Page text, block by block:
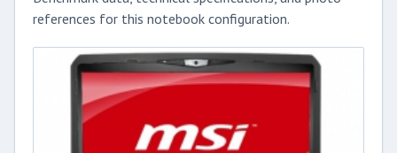
references for this notebook configuration.